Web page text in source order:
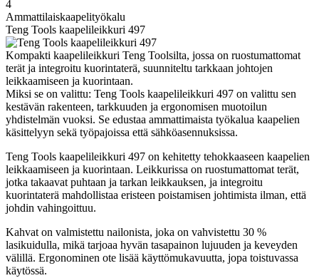
4
Ammattilaiskaapelityökalu
Teng Tools kaapelileikkuri 497
Kompakti kaapelileikkuri Teng Toolsilta, jossa on ruostumattomat
terät ja integroitu kuorintaterä, suunniteltu tarkkaan johtojen
leikkaamiseen ja kuorintaan.
Miksi se on valittu: Teng Tools kaapelileikkuri 497 on valittu sen
kestävän rakenteen, tarkkuuden ja ergonomisen muotoilun
yhdistelmän vuoksi. Se edustaa ammattimaista työkalua kaapelien
käsittelyyn sekä työpajoissa että sähköasennuksissa.
Teng Tools kaapelileikkuri 497 on kehitetty tehokkaaseen kaapelien
leikkaamiseen ja kuorintaan. Leikkurissa on ruostumattomat terät,
jotka takaavat puhtaan ja tarkan leikkauksen, ja integroitu
kuorintaterä mahdollistaa eristeen poistamisen johtimista ilman, että
johdin vahingoittuu.
Kahvat on valmistettu nailonista, joka on vahvistettu 30 %
lasikuidulla, mikä tarjoaa hyvän tasapainon lujuuden ja keveyden
välillä. Ergonominen ote lisää käyttömukavuutta, jopa toistuvassa
käytössä.